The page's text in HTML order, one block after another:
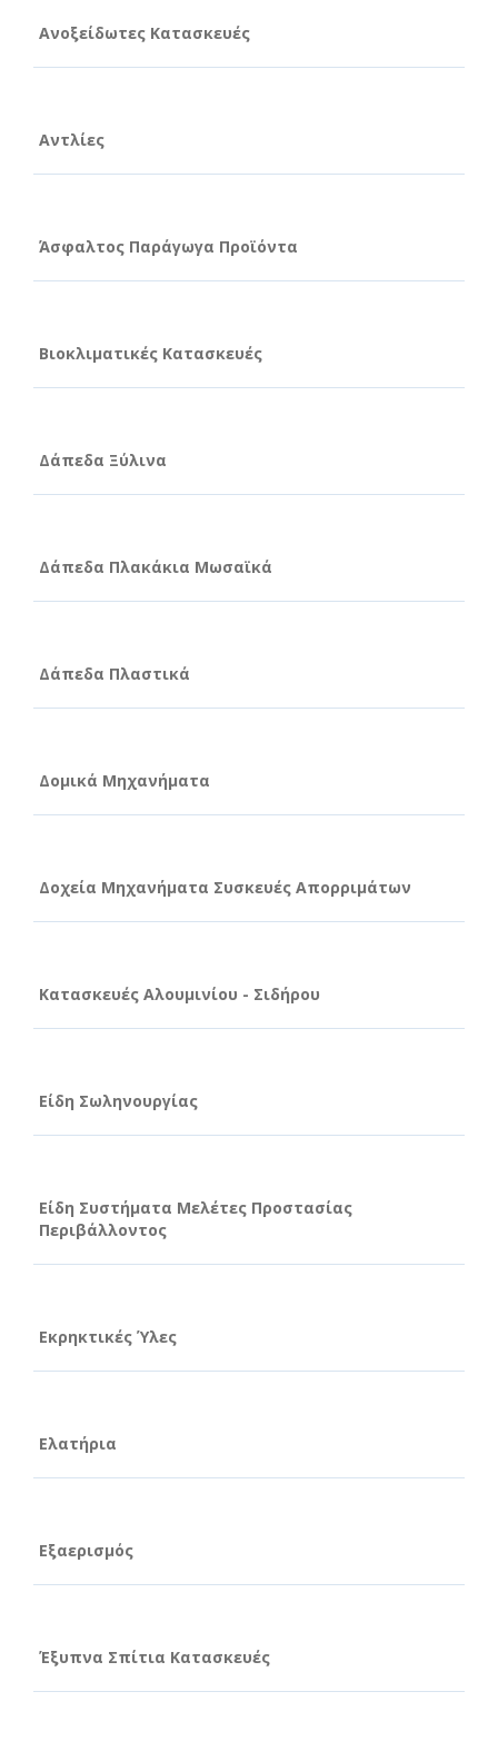
Ανοξείδωτες Κατασκευές
Αντλίες
Άσφαλτος Παράγωγα Προϊόντα
Βιοκλιματικές Κατασκευές
Δάπεδα Ξύλινα
Δάπεδα Πλακάκια Μωσαϊκά
Δάπεδα Πλαστικά
Δομικά Μηχανήματα
Δοχεία Μηχανήματα Συσκευές Απορριμάτων
Κατασκευές Αλουμινίου - Σιδήρου
Είδη Σωληνουργίας
Είδη Συστήματα Μελέτες Προστασίας
Περιβάλλοντος
Εκρηκτικές Ύλες
Ελατήρια
Εξαερισμός
Έξυπνα Σπίτια Κατασκευές